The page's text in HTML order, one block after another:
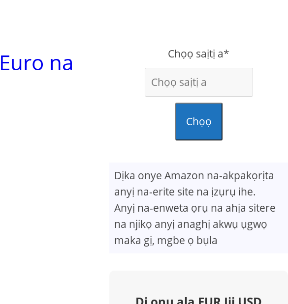
na
Chọọ saịtị a*
Chọọ
Dịka onye Amazon na-akpakọrịta
anyị na-erite site na ịzụrụ ihe.
Anyị na-enweta ọrụ na ahịa sitere
na njikọ anyị anaghị akwụ ụgwọ
maka gị, mgbe ọ bụla